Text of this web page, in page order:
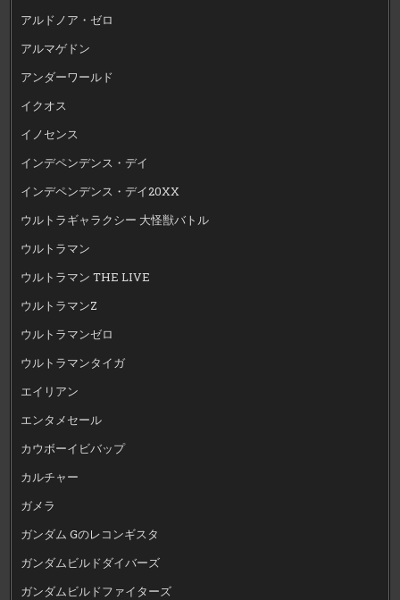
アルドノア・ゼロ
アルマゲドン
アンダーワールド
イクオス
イノセンス
インデペンデンス・デイ
インデペンデンス・デイ20XX
ウルトラギャラクシー 大怪獣バトル
ウルトラマン
ウルトラマン THE LIVE
ウルトラマンZ
ウルトラマンゼロ
ウルトラマンタイガ
エイリアン
エンタメセール
カウボーイビバップ
カルチャー
ガメラ
ガンダム Gのレコンギスタ
ガンダムビルドダイバーズ
ガンダムビルドファイターズ